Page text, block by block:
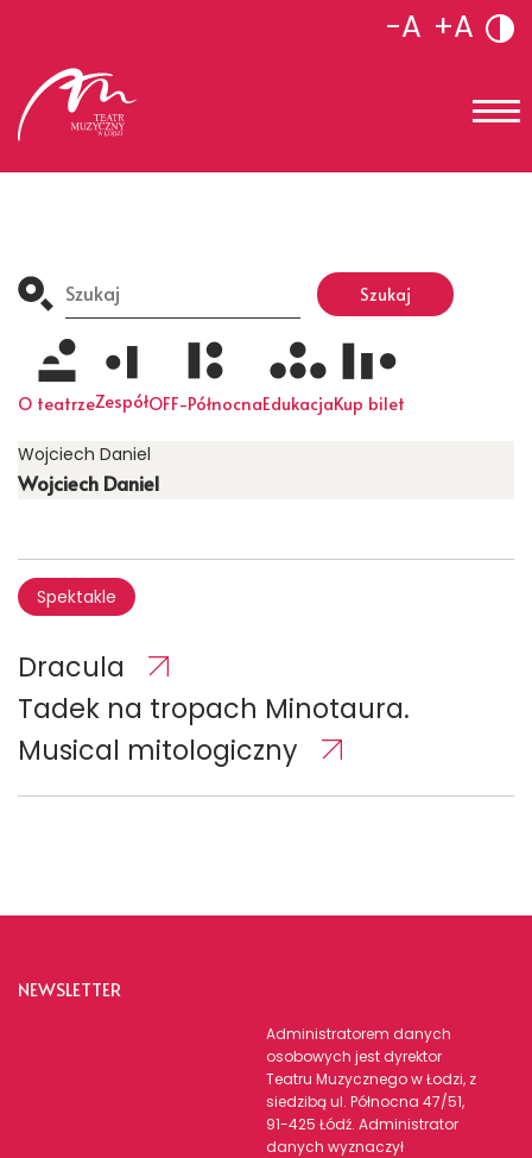
-A +A
for:
Szukaj
O teatrzeZespółOFF-PółnocnaEdukacjaKup bilet
Wojciech Daniel
Wojciech Daniel
Spektakle
Dracula
Tadek na tropach Minotaura.
Musical mitologiczny
NEWSLETTER
Administratorem danych
osobowych jest dyrektor
Teatru Muzycznego w Łodzi, z
siedzibą ul. Północna 47/51,
91-425 Łódź. Administrator
danych wyznaczył